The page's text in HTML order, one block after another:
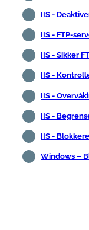
IIS -
IIS - FTP-
IIS - Sikker
IIS -
IIS -
IIS -
IIS -
Windows –